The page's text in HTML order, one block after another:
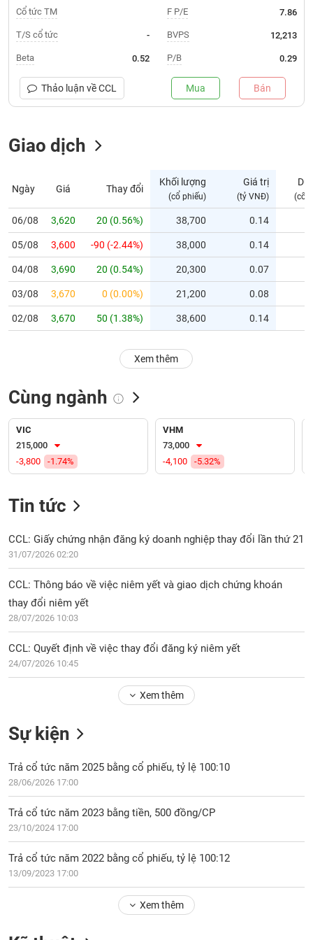
thái
cổ
phiếu
Quy
mô
trường
Niêm
mới
Niêm
yết
bổ
sung
Hủy
niêm
đặc
Không
được
ký
Danh
mục
Cổ
phiếu
chi
tiết
quan
Giao
dịch
Phân
kỹ
thuật
sơ
doanh
Tin
tức
Cổ tức TM
T/S cổ tức -
Beta 0.52
F P/E 7.86
BVPS 12,213
P/B 0.29
Thảo luận vềCCL Mua Bán
Giao dịch
Ngày Giá Thay đổi
Khối lượng
(cổ phiếu)
Giá trị
(tỷ VNĐ)
Dư
(cổ
06/08 3,620 20 (0.56%) 38,700 0.14
05/08 3,600 -90 (-2.44%) 38,000 0.14
04/08 3,690 20 (0.54%) 20,300 0.07
03/08 3,670 0 (0.00%) 21,200 0.08
02/08 3,670 50 (1.38%) 38,600 0.14
Xem thêm
Cùng ngành
VIC
215,000
-3,800
-1.74%
VHM
73,000
-4,100
-5.32%
Tin tức
CCL: Giấy chứng nhận đăng ký doanh nghiệp thay đổi lần thứ 21
31/07/2026 02:20
CCL: Thông báo về việc niêm yết và giao dịch chứng khoán
thay đổi niêm yết
28/07/2026 10:03
CCL: Quyết định về việc thay đổi đăng ký niêm yết
24/07/2026 10:45
Xem thêm
Sự kiện
Trả cổ tức năm 2025 bằng cổ phiếu, tỷ lệ 100:10
28/06/2026 17:00
Trả cổ tức năm 2023 bằng tiền, 500 đồng/CP
23/10/2024 17:00
Trả cổ tức năm 2022 bằng cổ phiếu, tỷ lệ 100:12
13/09/2023 17:00
Xem thêm
NGÀNH
DOANH
PHIẾU
PHÁI
SINH
TRÁI
PHIẾU
CỤ
ĐẦU
TƯ
XUẤT
TIN
MỚI
Ngành
(-)
VS-
SECTOR
NĂNG
LƯỢNG
NGUYÊN
VẬT
LIỆU